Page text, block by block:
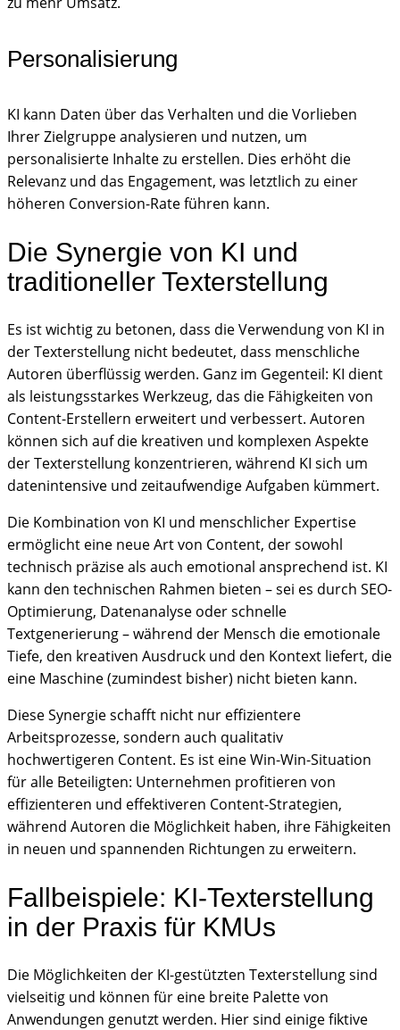
Personalisierung
KI kann Daten über das Verhalten und die Vorlieben
Ihrer Zielgruppe analysieren und nutzen, um
personalisierte Inhalte zu erstellen. Dies erhöht die
Relevanz und das Engagement, was letztlich zu einer
höheren Conversion-Rate führen kann.
Die Synergie von KI und
traditioneller Texterstellung
Es ist wichtig zu betonen, dass die Verwendung von KI in
der Texterstellung nicht bedeutet, dass menschliche
Autoren überflüssig werden. Ganz im Gegenteil: KI dient
als leistungsstarkes Werkzeug, das die Fähigkeiten von
Content-Erstellern erweitert und verbessert. Autoren
können sich auf die kreativen und komplexen Aspekte
der Texterstellung konzentrieren, während KI sich um
datenintensive und zeitaufwendige Aufgaben kümmert.
Die Kombination von KI und menschlicher Expertise
ermöglicht eine neue Art von Content, der sowohl
technisch präzise als auch emotional ansprechend ist. KI
kann den technischen Rahmen bieten – sei es durch SEO-
Optimierung, Datenanalyse oder schnelle
Textgenerierung – während der Mensch die emotionale
Tiefe, den kreativen Ausdruck und den Kontext liefert, die
eine Maschine (zumindest bisher) nicht bieten kann.
Diese Synergie schafft nicht nur effizientere
Arbeitsprozesse, sondern auch qualitativ
hochwertigeren Content. Es ist eine Win-Win-Situation
für alle Beteiligten: Unternehmen profitieren von
effizienteren und effektiveren Content-Strategien,
während Autoren die Möglichkeit haben, ihre Fähigkeiten
in neuen und spannenden Richtungen zu erweitern.
Fallbeispiele: KI-Texterstellung
in der Praxis für KMUs
Die Möglichkeiten der KI-gestützten Texterstellung sind
vielseitig und können für eine breite Palette von
Anwendungen genutzt werden. Hier sind einige fiktive